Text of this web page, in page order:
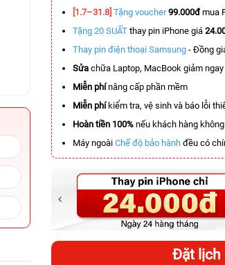
[1.7–31.8] Tặng voucher 99.000đmua
Tặng 20 SUẤT thay pin iPhone giá
Thay pin điện thoại Samsung - Đồng
Sửa chữa Laptop, MacBook giảm ngay
Miễn phínâng cấp phần mềm
Miễn phíkiểm tra, vệ sinh và báo lỗi
Hoàn tiền 100% nếu khách hàng
Máy ngoài Chế độ bảo hành đều có
Đặt lịch